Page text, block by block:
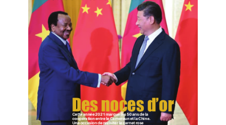
constituer un réseau logistique interconnecté pour les
transits Chine-Afrique centrale. Et de ce fait, l’un pourra
mieux bénéficier des opportunités de l’autre et vice-
Alors que le PAK joue déjà un rôle crucial pour le
développement de la zone de libre-échange
continentale africaine (ZLECAF), son réseau avec le
libre-échange de Hainan apportera une touche